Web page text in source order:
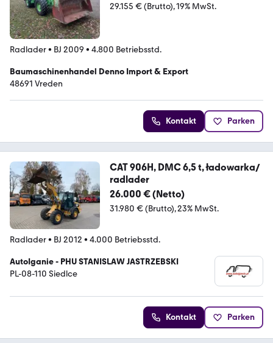
29.155 € (Brutto) 19% MwSt.
Radlader• BJ 2009 • 4.800 Betriebsstd.
Baumaschinenhandel Denno Import & Export
48691 Vreden
Kontakt Parken
CAT 906H, DMC 6,5 t, ładowarka/
radlader
26.000 € (Netto)
31.980 € (Brutto) 23% MwSt.
Radlader• BJ 2012 • 4.000 Betriebsstd.
AutoIganie - PHU STANISLAW JASTRZEBSKI
PL-08-110 Siedlce
Kontakt Parken